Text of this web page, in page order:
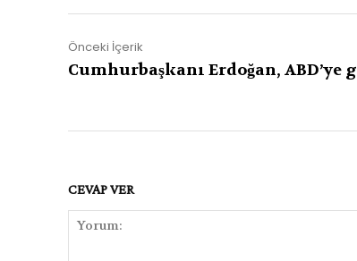
Önceki İçerik
Cumhurbaşkanı Erdoğan, ABD’ye
CEVAP VER